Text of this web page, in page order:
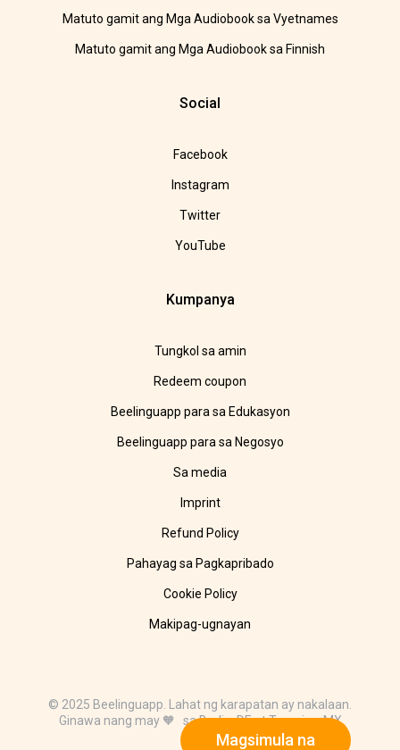
Magsimula na
Matuto gamit ang Mga Audiobook sa Vyetnames
Matuto gamit ang Mga Audiobook sa Finnish
Social
Facebook
Instagram
Twitter
YouTube
Kumpanya
Tungkol sa amin
Redeem coupon
Beelinguapp para sa Edukasyon
Beelinguapp para sa Negosyo
Sa media
Imprint
Refund Policy
Pahayag sa Pagkapribado
Cookie Policy
Makipag-ugnayan
© 2025 Beelinguapp. Lahat ng karapatan ay nakalaan.
Ginawa nang may 🧡 sa Berlin, DE at Tampico, MX